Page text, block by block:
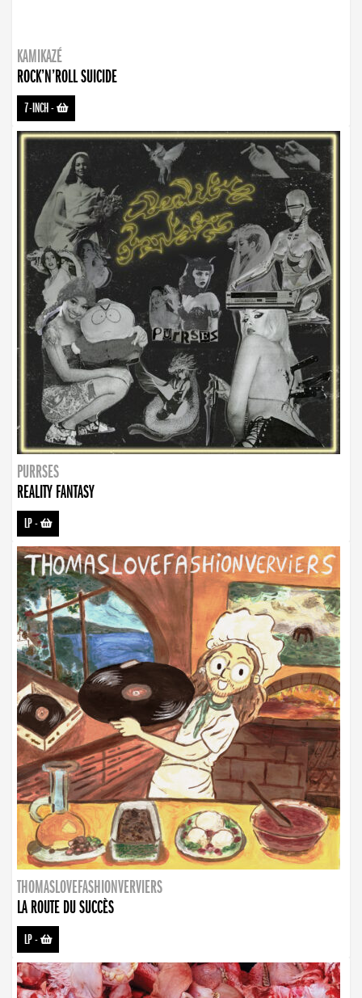
KAMIKAZÉ
ROCK’N’ROLL SUICIDE
7-INCH-
PURRSES
REALITY FANTASY
LP-
THOMASLOVEFASHIONVERVIERS
LA ROUTE DU SUCCÈS
LP-